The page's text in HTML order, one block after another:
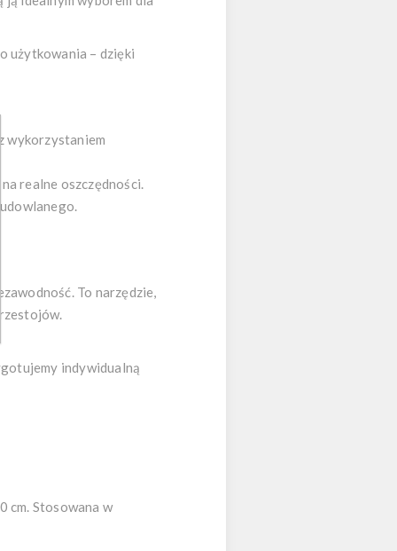
użytkowania – dzięki
wykorzystaniem
realne oszczędności.
To narzędzie,
indywidualną
cm. Stosowana w